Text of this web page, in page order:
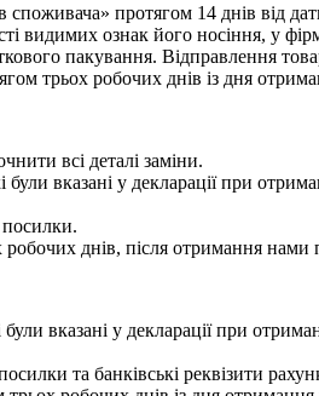
споживача» протягом 14 днів від
видимих ​​ознак його носіння, у
пакування. Відправлення
трьох робочих днів із дня
всі деталі заміни.
вказані у декларації при
днів, після отримання нами
вказані у декларації при
та банківські реквізити